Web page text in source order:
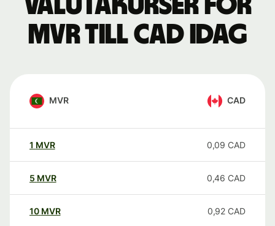
MVR till CAD idag
MVR CAD
1 MVR 0,09 CAD
5 MVR 0,46 CAD
10 MVR 0,92 CAD